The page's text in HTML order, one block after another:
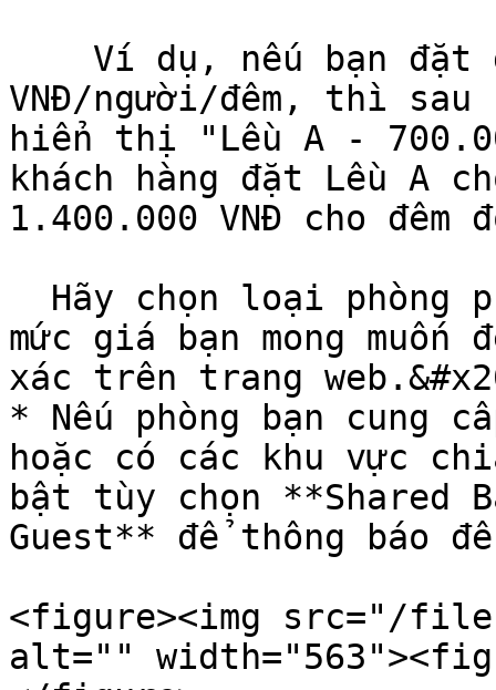
VNĐ/người/đêm, thì
hiển thị "Lều A -
khách hàng đặt Lều A
1.400.000 VNĐ cho đêm
mức giá bạn mong
xác trên trang
* Nếu phòng bạn cung
hoặc có các khu vực
bật tùy chọn **Shared
Guest** để thông báo
<figure><img src="/files/
alt=""